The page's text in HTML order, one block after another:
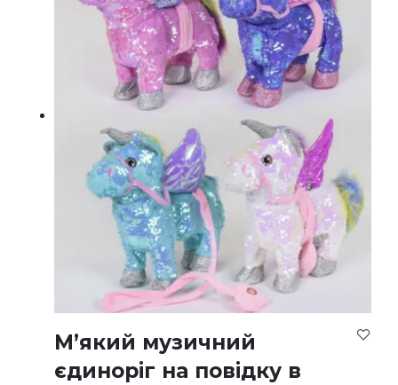
М’який музичний
єдиноріг на повідку в